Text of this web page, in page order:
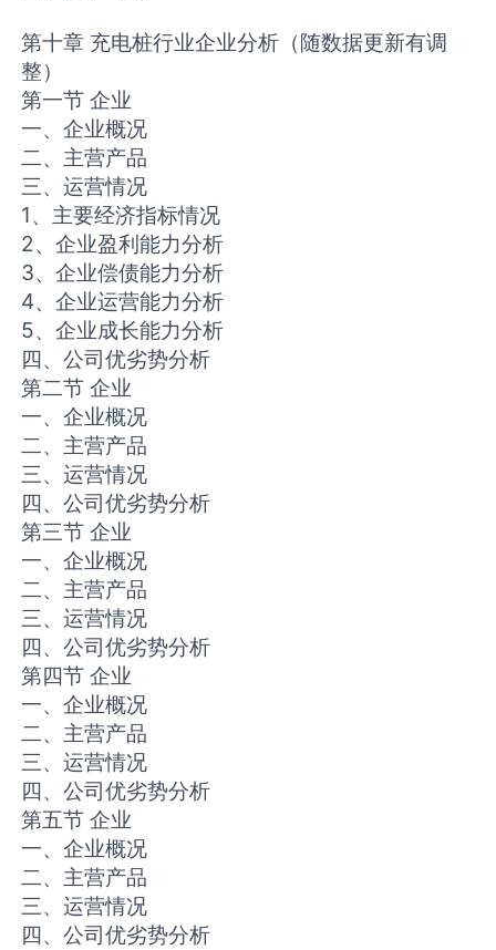
第十章 充电桩行业企业分析（随数据更新有调
整）
第一节 企业
一、企业概况
二、主营产品
三、运营情况
1、主要经济指标情况
2、企业盈利能力分析
3、企业偿债能力分析
4、企业运营能力分析
5、企业成长能力分析
四、公司优劣势分析
第二节 企业
一、企业概况
二、主营产品
三、运营情况
四、公司优劣势分析
第三节 企业
一、企业概况
二、主营产品
三、运营情况
四、公司优劣势分析
第四节 企业
一、企业概况
二、主营产品
三、运营情况
四、公司优劣势分析
第五节 企业
一、企业概况
二、主营产品
三、运营情况
四、公司优劣势分析